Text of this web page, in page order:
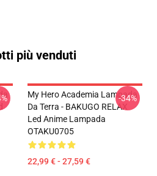
più venduti
My Hero Academia Lampada
Da Terra - BAKUGO RELAX
Led Anime Lampada
OTAKU0705
22,99 € - 27,59 €
-34%